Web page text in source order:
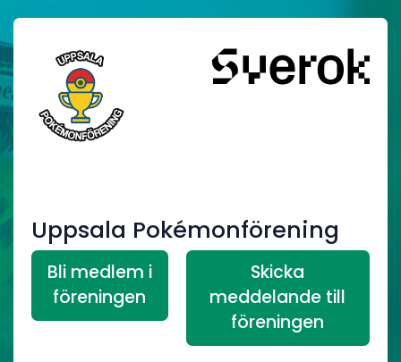
Uppsala Pokémonförening
Bli medlem i
föreningen
Skicka
meddelande till
föreningen